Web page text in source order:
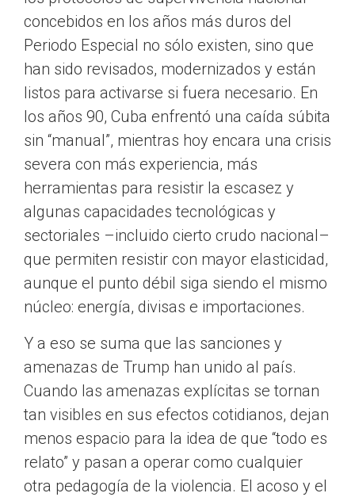
concebidos en los años más duros del
Periodo Especial no sólo existen, sino que
han sido revisados, modernizados y están
listos para activarse si fuera necesario. En
los años 90, Cuba enfrentó una caída súbita
sin “manual”, mientras hoy encara una crisis
severa con más experiencia, más
herramientas para resistir la escasez y
algunas capacidades tecnológicas y
sectoriales –incluido cierto crudo nacional–
que permiten resistir con mayor elasticidad,
aunque el punto débil siga siendo el mismo
núcleo: energía, divisas e importaciones.
Y a eso se suma que las sanciones y
amenazas de Trump han unido al país.
Cuando las amenazas explícitas se tornan
tan visibles en sus efectos cotidianos, dejan
menos espacio para la idea de que “todo es
relato” y pasan a operar como cualquier
otra pedagogía de la violencia. El acoso y el